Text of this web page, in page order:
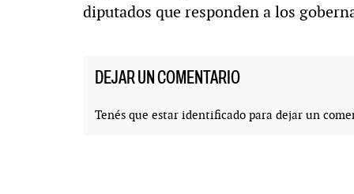
diputados que responden a los
DEJAR UN COMENTARIO
Tenés que estar identificadopara dejar un